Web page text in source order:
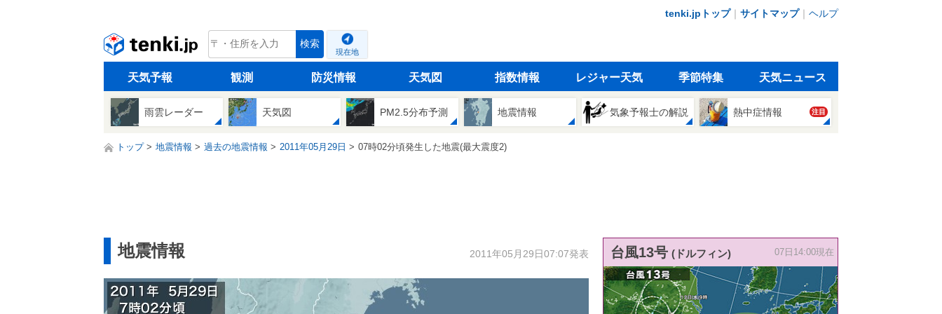
tenki.jpトップ｜ サイトマップ｜ ヘルプ
tenki.jp 検索
現在地
天気予報 観測 防災情報 天気図 指数情報 レジャー天気 季節特集 天気ニュース
雨雲レーダー 天気図 PM2.5分布予測 地震情報 気象予報士の解説 熱中症情報 注目
トップ 地震情報 過去の地震情報 2011年05月29日 07時02分頃発生した地震(最大震度2)
地震情報 2011年05月29日07:07発表 台風13号 (ドルフィン) 07日14:00現在